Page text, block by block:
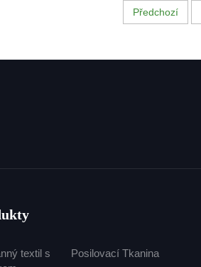
s uzávěrem proti trháníPředchozí
textil s
Posilovací Tkanina